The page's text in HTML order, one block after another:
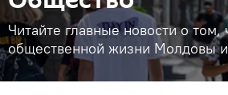
Читайте главные новости о том,
общественной жизни Молдовы